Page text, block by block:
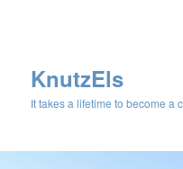
KnutzEls
It takes a lifetime to become a